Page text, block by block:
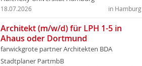
in Hamburg
18.07.2026
Architekt (m/w/d) für LPH 1-5 in
Ahaus oder Dortmund
farwickgrote partner Architekten BDA
Stadtplaner PartmbB